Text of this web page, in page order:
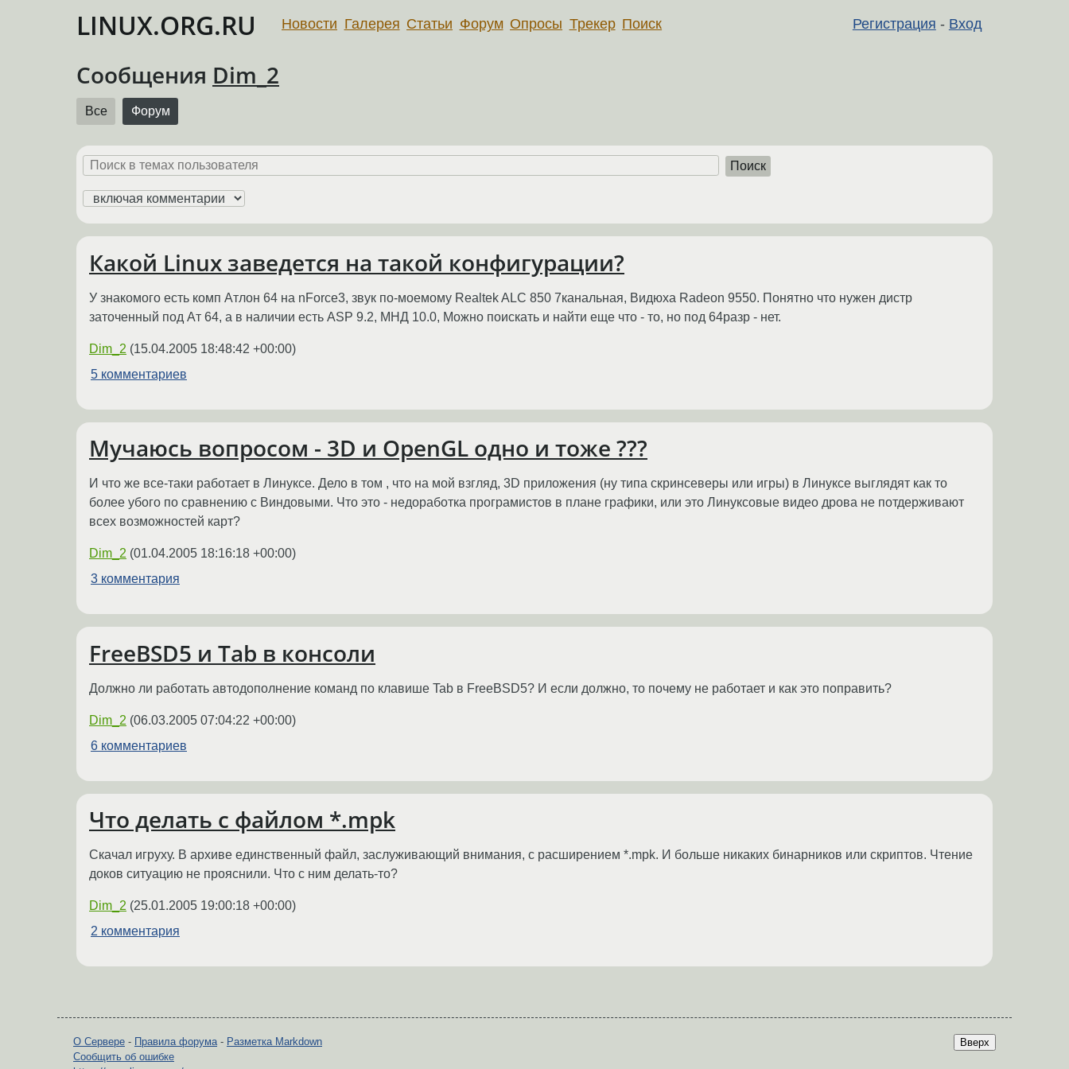
LINUX.ORG.RU Регистрация - Вход
Новости Галерея Статьи Форум Опросы Трекер Поиск
Сообщения Dim_2
Все Форум
Поиск
Какой Linux заведется на такой конфигурации?
У знакомого есть комп Атлон 64 на nForce3, звук по-моемому Realtek ALC 850 7канальная, Видюха Radeon 9550. Понятно что нужен дистр
заточенный под Ат 64, а в наличии есть ASP 9.2, МНД 10.0, Можно поискать и найти еще что - то, но под 64разр - нет.
Dim_2 (15.04.2005 18:48:42 +00:00)
5 комментариев
Мучаюсь вопросом - 3D и OpenGL одно и тоже ???
И что же все-таки работает в Линуксе. Дело в том , что на мой взгляд, 3D приложения (ну типа скринсеверы или игры) в Линуксе выглядят как то
более убого по сравнению с Виндовыми. Что это - недоработка програмистов в плане графики, или это Линуксовые видео дрова не потдерживают
всех возможностей карт?
Dim_2 (01.04.2005 18:16:18 +00:00)
3 комментария
FreeBSD5 и Tab в консоли
Должно ли работать автодополнение команд по клавише Tab в FreeBSD5? И если должно, то почему не работает и как это поправить?
Dim_2 (06.03.2005 07:04:22 +00:00)
6 комментариев
Что делать с файлом *.mpk
Скачал игруху. В архиве единственный файл, заслуживающий внимания, с расширением *.mpk. И больше никаких бинарников или скриптов. Чтение
доков ситуацию не прояснили. Что с ним делать-то?
Dim_2 (25.01.2005 19:00:18 +00:00)
2 комментария
Вверх
О Сервере - Правила форума- Разметка Markdown
Сообщить об ошибке